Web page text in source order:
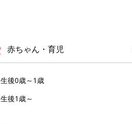
赤ちゃん・育児
生後0歳～1歳
生後1歳～